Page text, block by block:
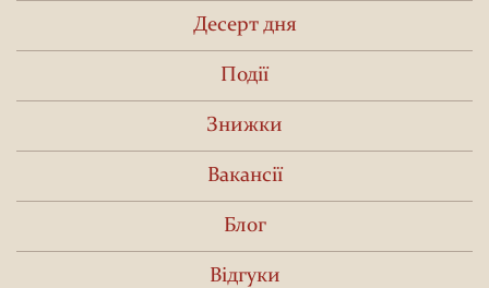
Десерт дня
Події
Знижки
Вакансії
Блог
Відгуки